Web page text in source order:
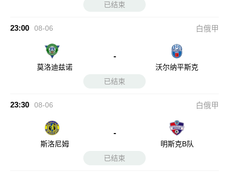
已结束
23:00 08-06 白俄甲
莫洛迪兹诺
-
沃尔纳平斯克
已结束
23:30 08-06 白俄甲
斯洛尼姆
-
明斯克B队
已结束